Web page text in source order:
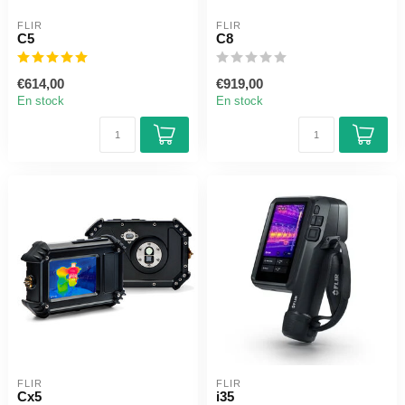
FLIR
C5
€614,00
En stock
FLIR
C8
€919,00
En stock
FLIR
Cx5
FLIR
i35